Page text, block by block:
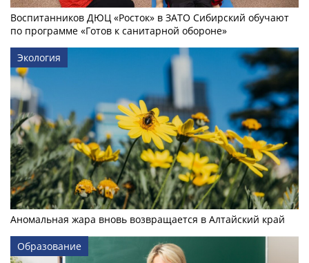
Воспитанников ДЮЦ «Росток» в ЗАТО Сибирский обучают
по программе «Готов к санитарной обороне»
Экология
Аномальная жара вновь возвращается в Алтайский край
Образование